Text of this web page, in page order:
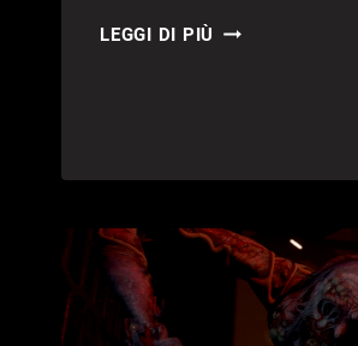
LEGGI DI PIÙ TANGO
RUSH
ACQUISITI
DA
KRAFTON